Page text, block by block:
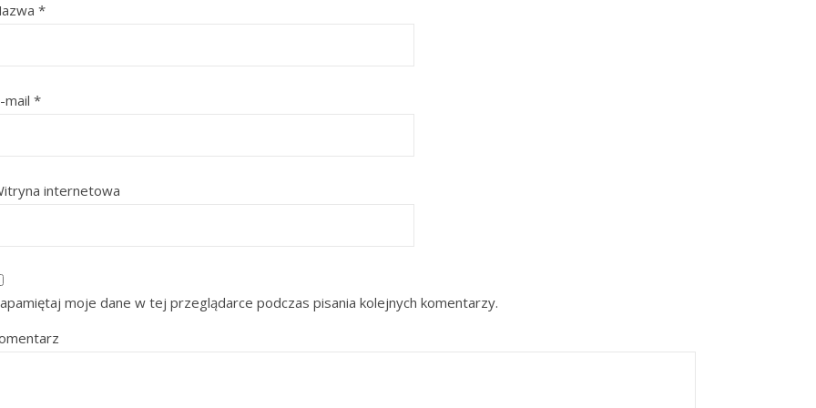
*
mail *
internetowa
moje dane w tej przeglądarce podczas pisania kolejnych komentarzy.